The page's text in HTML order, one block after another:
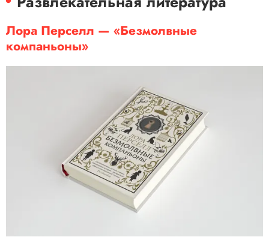
Лора Перселл — «Безмолвные
компаньоны»